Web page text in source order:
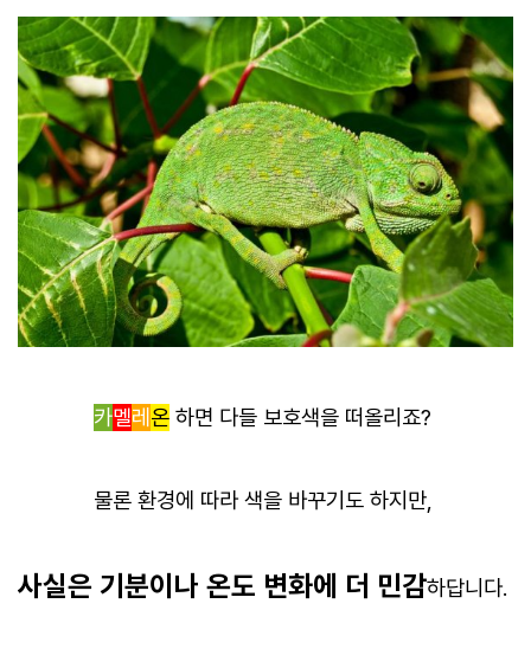
카멜레 온 하면 다들 보호색을 떠올리죠?
물론 환경에 따라 색을 바꾸기도 하지만,
사실은 기분이나 온도 변화에 더 민감하답니다.